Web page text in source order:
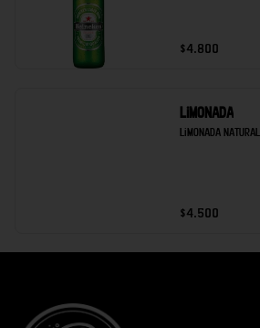
$4.800
Limonada
Limonada natural.
$4.500